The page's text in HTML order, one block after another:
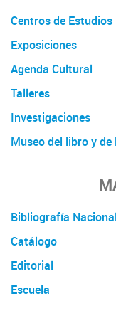
Centros de Estudios
Exposiciones
Agenda Cultural
Talleres
Investigaciones
Museo del libro y de
Bibliografía Nacional
Catálogo
Editorial
Escuela